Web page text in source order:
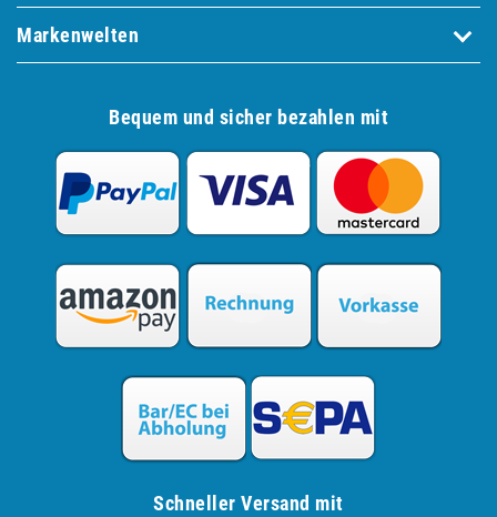
Markenwelten
Bequem und sicher bezahlen mit
Schneller Versand mit